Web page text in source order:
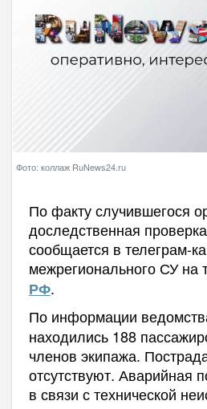
Фото: коллаж RuNews24.ru
По факту случившегося
доследственная
сообщается в телеграм-
межрегионального СУ на
РФ.
По информации
находились 188
членов экипажа.
отсутствуют. Аварийная
в связи с технической